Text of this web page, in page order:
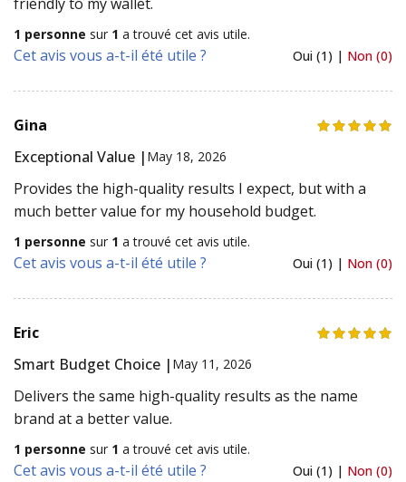
1 personne sur 1 a trouvé cet avis utile.
Cet avis vous a-t-il été utile ? Oui (1) | Non (0)
Gina
Exceptional Value | May 18, 2026
Provides the high-quality results I expect, but with a
much better value for my household budget.
1 personne sur 1 a trouvé cet avis utile.
Cet avis vous a-t-il été utile ? Oui (1) | Non (0)
Eric
Smart Budget Choice | May 11, 2026
Delivers the same high-quality results as the name
brand at a better value.
1 personne sur 1 a trouvé cet avis utile.
Cet avis vous a-t-il été utile ? Oui (1) | Non (0)